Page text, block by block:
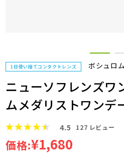
1日使い捨てコンタクトレンズ ボシュロム
ニューソフレンズワ
ムメダリストワンデ
4.5 127 レビュー
価格:¥1,680